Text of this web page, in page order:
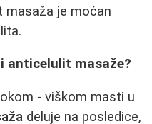
masaža je moćan
anticelulit masaže?
- viškom masti u
deluje na posledice,